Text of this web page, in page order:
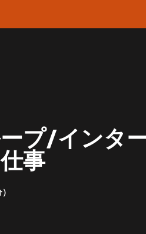
プ/インタ
事